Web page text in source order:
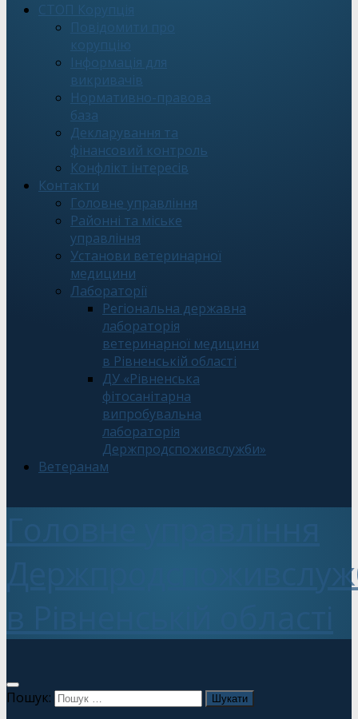
СТОП Корупція
Повідомити про
корупцію
Інформація для
викривачів
Нормативно-правова
база
Декларування та
фінансовий контроль
Конфлікт інтересів
Контакти
Головне управління
Районні та міське
управління
Установи ветеринарної
медицини
Лабораторії
Регіональна державна
лабораторія
ветеринарної медицини
в Рівненській області
ДУ «Рівненська
фітосанітарна
випробувальна
лабораторія
Держпродспоживслужби»
Ветеранам
Пошук: